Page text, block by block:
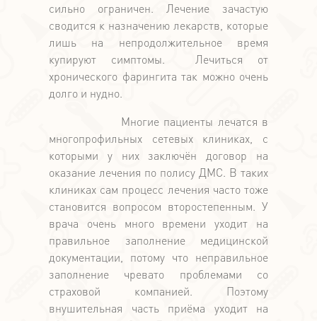
сильно ограничен. Лечение зачастую
сводится к назначению лекарств, которые
лишь на непродолжительное время
купируют симптомы. Лечиться от
хронического фарингита так можно очень
долго и нудно.
Многие пациенты лечатся в
многопрофильных сетевых клиниках, с
которыми у них заключён договор на
оказание лечения по полису ДМС. В таких
клиниках сам процесс лечения часто тоже
становится вопросом второстепенным. У
врача очень много времени уходит на
правильное заполнение медицинской
документации, потому что неправильное
заполнение чревато проблемами со
страховой компанией. Поэтому
внушительная часть приёма уходит на